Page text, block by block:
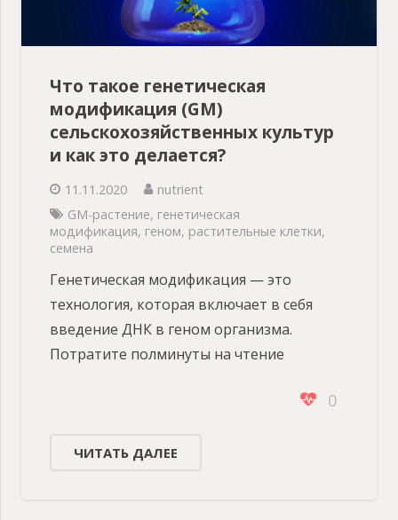
Что такое генетическая
модификация (GM)
сельскохозяйственных культур
и как это делается?
11.11.2020
nutrient
GM-растение, генетическая
модификация, геном, растительные клетки,
семена
Генетическая модификация — это
технология, которая включает в себя
введение ДНК в геном организма.
Потратите полминуты на чтение
0
ЧИТАТЬ ДАЛЕЕ